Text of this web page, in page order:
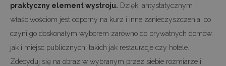
praktyczny element wystroju. Dzięki antystatycznym
właściwościom jest odporny na kurz i inne zanieczyszczenia, co
czyni go doskonałym wyborem zarówno do prywatnych domów,
jak i miejsc publicznych, takich jak restauracje czy hotele.
Zdecyduj się na obraz w wybranym przez siebie rozmiarze i